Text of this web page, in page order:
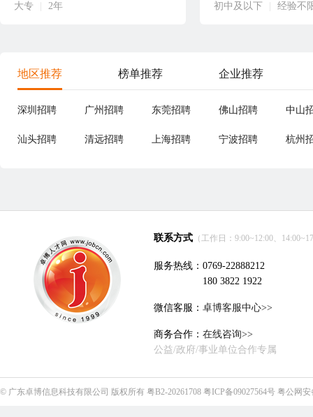
大专
2年
初中及以下
经验不
地区推荐 榜单推荐 企业推荐
深圳招聘 广州招聘 东莞招聘 佛山招聘 中山
汕头招聘 清远招聘 上海招聘 宁波招聘 杭州
联系方式 （工作日：9:00~12:00、
服务热线：0769-22888212
180 3822 1922
微信客服： 卓博客服中心>>
商务合作： 在线咨询>>
公益/政府/事业单位合作专属
© 广东卓博信息科技有限公司 版权所有 粤B2-20261708 粤ICP备09027564号 粤公网安